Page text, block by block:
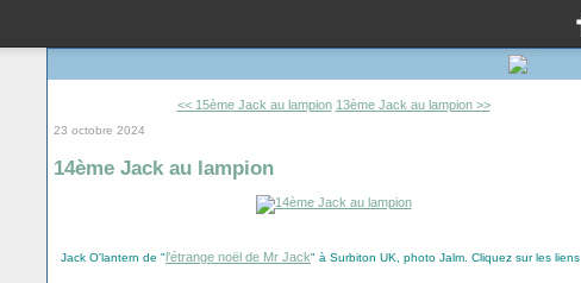
<< 15ème Jack au lampion 13ème Jack au lampion >>
23 octobre 2024
14ème Jack au lampion
Jack O'lantern de "l'étrange noël de Mr Jack" à Surbiton UK, photo Jalm. Cliquez sur les liens